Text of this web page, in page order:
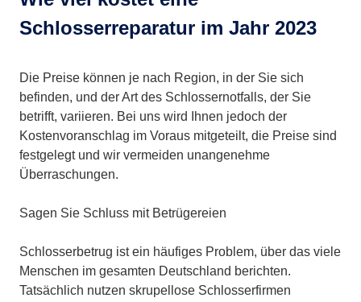
Schlosserreparatur im Jahr 2023
Die Preise können je nach Region, in der Sie sich
befinden, und der Art des Schlossernotfalls, der Sie
betrifft, variieren. Bei uns wird Ihnen jedoch der
Kostenvoranschlag im Voraus mitgeteilt, die Preise sind
festgelegt und wir vermeiden unangenehme
Überraschungen.
Sagen Sie Schluss mit Betrügereien
Schlosserbetrug ist ein häufiges Problem, über das viele
Menschen im gesamten Deutschland berichten.
Tatsächlich nutzen skrupellose Schlosserfirmen